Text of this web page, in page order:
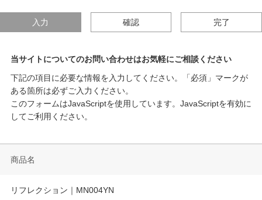
入力 確認 完了
当サイトについてのお問い合わせはお気軽にご相談ください
下記の項目に必要な情報を入力してください。「必須」マークが
ある箇所は必ずご入力ください。
このフォームはJavaScriptを使用しています。JavaScriptを有効に
してご利用ください。
商品名
リフレクション｜MN004YN